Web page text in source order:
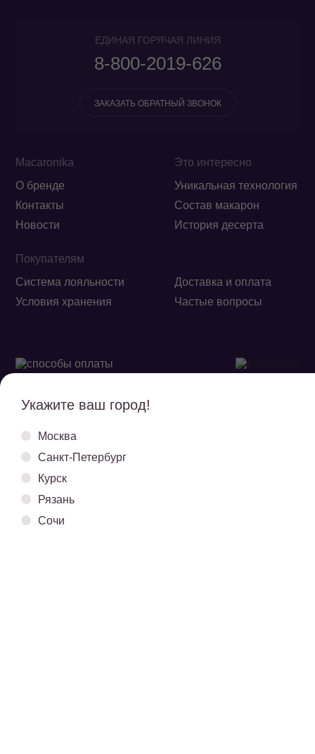
Macaronika
О бренде
Контакты
Новости
Покупателям
Система лояльности
Доставка и оплата
Условия хранения
Частые вопросы
Это интересно
Уникальная технология
Состав макарон
История десерта
ЕДИНАЯ ГОРЯЧАЯ ЛИНИЯ
8-800-2019-626
ЗАКАЗАТЬ ОБРАТНЫЙ ЗВОНОК
© 2026 «ИП ШТЕЙН А. М.», ВСЕ ПРАВА ЗАЩИЩЕНЫ
Обработка
Договор оферты
Укажите ваш город!
Москва
Санкт-Петербург
Курск
Рязань
Сочи